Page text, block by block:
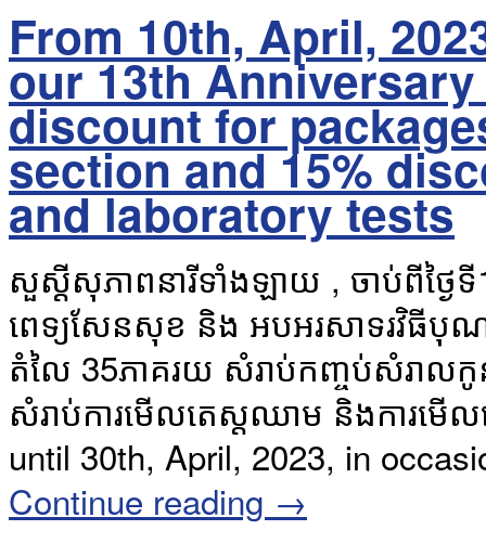
From 10th, April,
our 13th Anniversary
discount for
section and 15%
and laboratory tests
សួស្តីសុភាពនារីទាំងឡាយ , ចាប់ពីថ្ងៃទី
ពេទ្យសែនសុខ និង អបអរសាទរវិធីបុណ្យចូ
តំលៃ 35ភាគរយ សំរាប់កញ្ចប់សំរាល
សំរាប់ការមើលតេស្តឈាម និងការមើ
until 30th, April, 2023, in
Continue reading →